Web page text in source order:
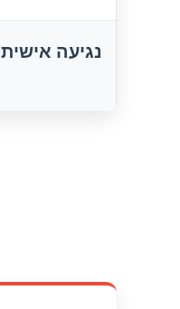
נגיעה אישית